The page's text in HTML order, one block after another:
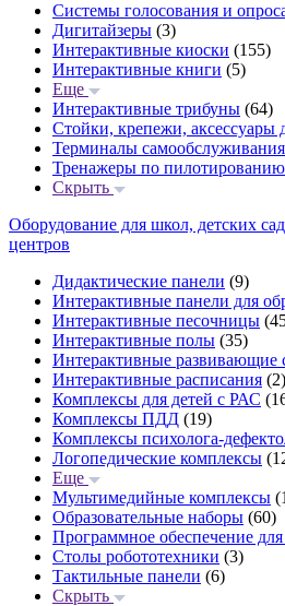
Системы голосования и
Дигитайзеры (3)
Интерактивные киоски (155)
Интерактивные книги (5)
Еще
Интерактивные трибуны (64)
Стойки, крепежи, аксессуары
Терминалы самообслуживания
Тренажеры по
Скрыть
Оборудование для школ, детских
центров
Дидактические панели (9)
Интерактивные панели для
Интерактивные песочницы
Интерактивные полы (35)
Интерактивные развивающие
Интерактивные расписания (2)
Комплексы для детей с РАС
Комплексы ПДД (19)
Комплексы психолога-
Логопедические комплексы
Еще
Мультимедийные комплексы
Образовательные наборы (60)
Программное обеспечение для
Столы робототехники (3)
Тактильные панели (6)
Скрыть